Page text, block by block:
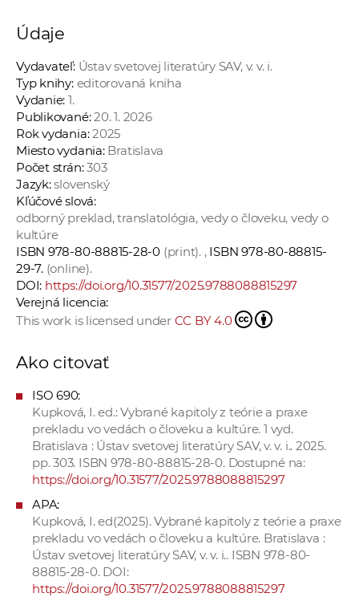
Údaje
Vydavateľ: Ústav svetovej literatúry SAV, v. v. i.
Typ knihy:editorovaná kniha
Vydanie: 1.
Publikované:20. 1. 2026
Rok vydania:2025
Miesto vydania:Bratislava
Počet strán:303
Jazyk:slovenský
Kľúčové slová:
odborný preklad, translatológia, vedy o človeku, vedy o
kultúre
ISBN 978-80-88815-28-0 (print). , ISBN 978-80-88815-
29-7. (online).
DOI: https://doi.org/10.31577/2025.9788088815297
Verejná licencia:
This work is licensed under CC BY 4.0
Ako citovať
ISO 690:
Kupková, I. ed.: Vybrané kapitoly z teórie a praxe
prekladu vo vedách o človeku a kultúre. 1 vyd.
Bratislava : Ústav svetovej literatúry SAV, v. v. i.. 2025.
pp. 303. ISBN 978-80-88815-28-0. Dostupné na:
https://doi.org/10.31577/2025.9788088815297
APA:
Kupková, I. ed(2025). Vybrané kapitoly z teórie a praxe
prekladu vo vedách o človeku a kultúre. Bratislava :
Ústav svetovej literatúry SAV, v. v. i.. ISBN 978-80-
88815-28-0. DOI:
https://doi.org/10.31577/2025.9788088815297